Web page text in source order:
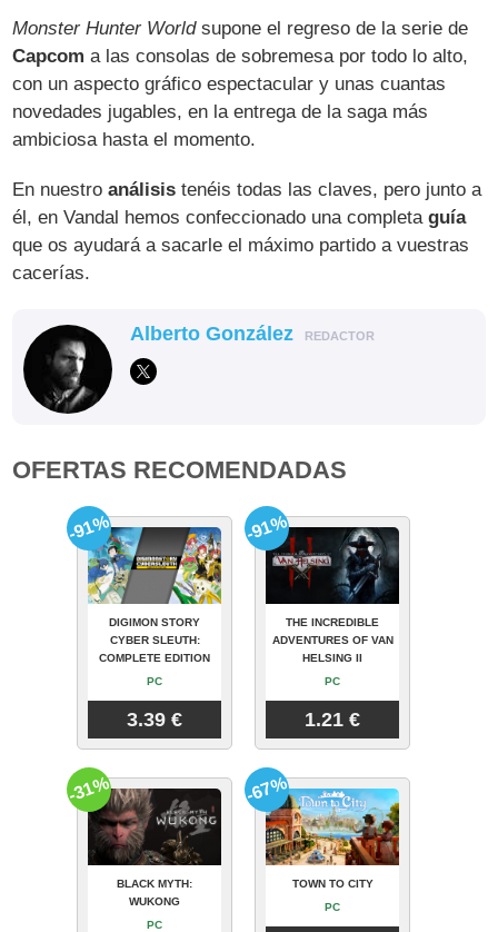
Monster Hunter Worldsupone el regreso de la serie de
Capcom a las consolas de sobremesa por todo lo alto,
con un aspecto gráfico espectacular y unas cuantas
novedades jugables, en la entrega de la saga más
ambiciosa hasta el momento.
En nuestroanálisis tenéis todas las claves, pero junto a
él, en Vandal hemos confeccionado una completaguía
que os ayudará a sacarle el máximo partido a vuestras
cacerías.
Alberto González REDACTOR
OFERTAS RECOMENDADAS
DIGIMON STORY
CYBER SLEUTH:
COMPLETE EDITION
PC
3.39 €
-91%
THE INCREDIBLE
ADVENTURES OF VAN
HELSING II
PC
1.21 €
-91%
BLACK MYTH:
WUKONG
PC
-31%
TOWN TO CITY
PC
-67%